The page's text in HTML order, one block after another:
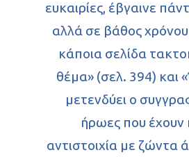
ευκαιρίες, έβγαινε
αλλά σε βάθος χρόνου
κάποια σελίδα
θέμα» (σελ. 394) και
μετενδύει ο
ήρωες που έχουν
αντιστοιχία με ζώντα